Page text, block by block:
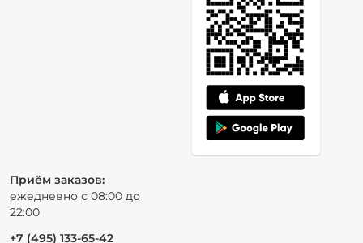
Приём заказов:
ежедневно с 08:00 до
22:00
+7 (495) 133-65-42